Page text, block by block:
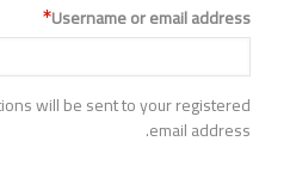
Username or email address
will be sent to your registered
email address.